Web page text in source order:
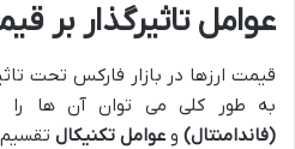
عوامل تاثیرگذار بر
قیمت ارزها در بازار فارکس تحت
به طور کلی می توان آن ها را
(فاندامنتال) و عوامل تکنیکال